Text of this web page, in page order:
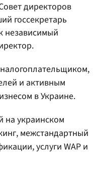
директоров
госсекретарь
и активным
в Украине.
на украинском
межстандартный
услуги WAP и